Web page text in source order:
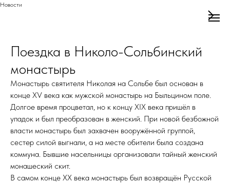
Новости
Поездка в Николо-Сольбинский
монастырь
Монастырь святителя Николая на Сольбе был основан в
конце XV века как мужской монастырь на Быльцином поле.
Долгое время процветал, но к концу XIX века пришёл в
упадок и был преобразован в женский. При новой безбожной
власти монастырь был захвачен вооружённой группой,
сестер силой выгнали, а на месте обители была создана
коммуна. Бывшие насельницы организовали тайный женский
монашеский скит.
В самом конце ХХ века монастырь был возвращён Русской